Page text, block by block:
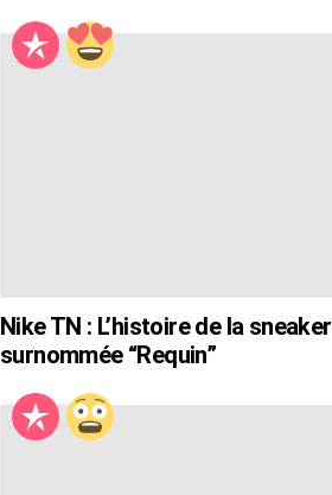
Nike TN : L’histoire de la sneaker
surnommée “Requin”